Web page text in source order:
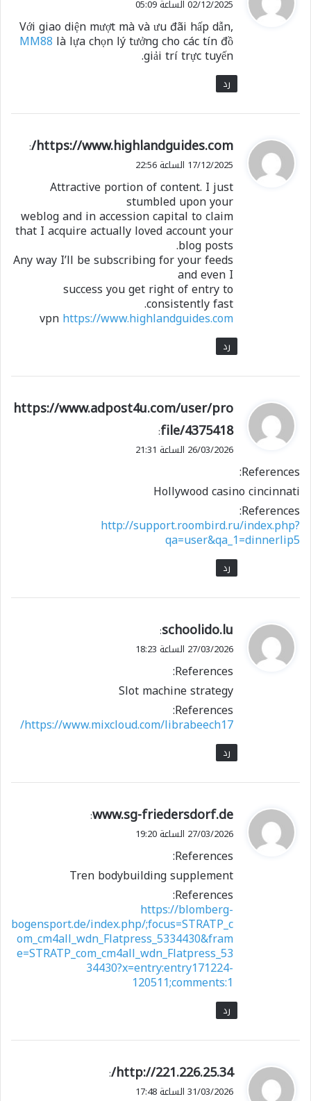
ل
02/12/2025 الساعة 05:09
Với giao diện mượt mà và ưu đãi hấp dẫn,
MM88 là lựa chọn lý tưởng cho các tín đồ
giải trí trực tuyến.
رد
ي
ق
ل
https://www.highlandguides.com/
:
17/12/2025 الساعة 22:56
Attractive portion of content. I just
stumbled upon your
weblog and in accession capital to claim
that I acquire actually loved account your
blog posts.
Any way I’ll be subscribing for your feeds
and even I
success you get right of entry to
consistently fast.
vpnhttps://www.highlandguides.com
رد
ي
ق
و
ل
https://www.adpost4u.com/user/pro
file/4375418
:
26/03/2026 الساعة 21:31
References:
Hollywood casino cincinnati
References:
http://support.roombird.ru/index.php?
qa=user&qa_1=dinnerlip5
رد
ي
ق
ل
schoolido.lu
:
27/03/2026 الساعة 18:23
References:
Slot machine strategy
References:
https://www.mixcloud.com/librabeech17/
رد
ي
ق
ل
www.sg-friedersdorf.de
:
27/03/2026 الساعة 19:20
References:
Tren bodybuilding supplement
References:
https://blomberg-
bogensport.de/index.php/;focus=STRATP_c
om_cm4all_wdn_Flatpress_5334430&fram
e=STRATP_com_cm4all_wdn_Flatpress_53
34430?x=entry:entry171224-
120511;comments:1
رد
ي
ق
http://221.226.25.34/
:
31/03/2026 الساعة 17:48